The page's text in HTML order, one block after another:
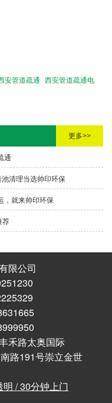
安管道疏通 西安管道疏通电
更多>>
通
清理当选帅印环保
，就来帅印环保
荐
限公司
禾路太奥国际
路191号崇立金世
/ 30分钟上门